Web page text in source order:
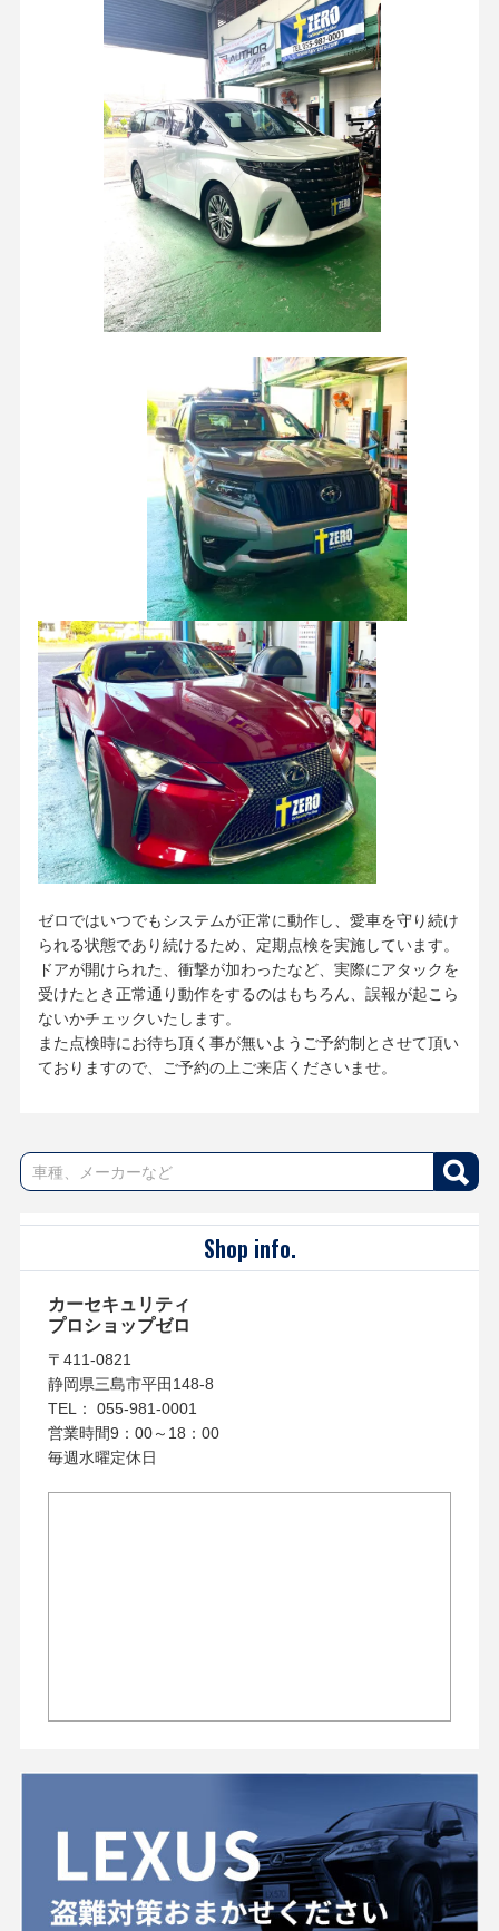
ゼロではいつでもシステムが正常に動作し、愛車を守り続け
られる状態であり続けるため、定期点検を実施しています。
ドアが開けられた、衝撃が加わったなど、実際にアタックを
受けたとき正常通り動作をするのはもちろん、誤報が起こら
ないかチェックいたします。
また点検時にお待ち頂く事が無いようご予約制とさせて頂い
ておりますので、ご予約の上ご来店くださいませ。
Shop info.
カーセキュリティ
プロショップゼロ
〒411-0821
静岡県三島市平田148-8
TEL： 055-981-0001
営業時間9：00～18：00
毎週水曜定休日